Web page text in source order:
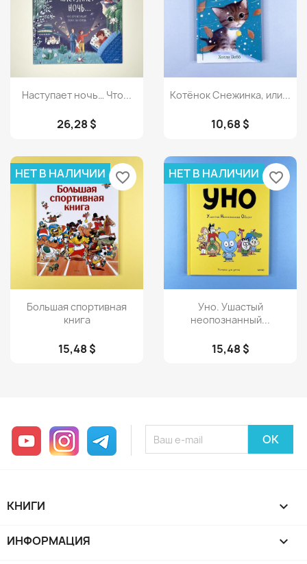
Просмотр
Наступает ночь… Что...
26,28 $
Просмотр
Котёнок Снежинка, или...
10,68 $
Просмотр
Большая спортивная
книга
15,48 $
НЕТ В НАЛИЧИИ favorite_border
Просмотр
Уно. Ушастый
неопознанный...
15,48 $
НЕТ В НАЛИЧИИ favorite_border
YouTube InstagramTelegram
КНИГИ 
ИНФОРМАЦИЯ 